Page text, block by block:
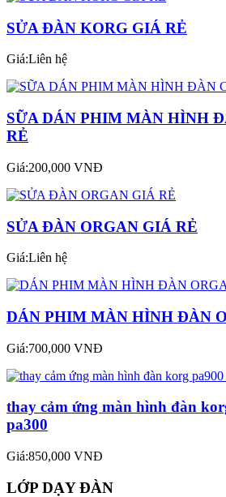
SỬA ĐÀN KORG GIÁ RẺ
Giá:Liên hệ
SỮA DÁN PHIM MÀN HÌNH
RẺ
Giá:200,000 VNĐ
SỬA ĐÀN ORGAN GIÁ RẺ
Giá:Liên hệ
DÁN PHIM MÀN HÌNH ĐÀN
Giá:700,000 VNĐ
thay cảm ứng màn hình đàn
pa300
Giá:850,000 VNĐ
LỚP DẠY ĐÀN